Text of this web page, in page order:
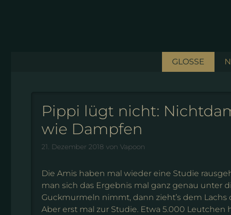
GLOSSE
Pippi lügt nicht:
wie Dampfen
21. Dezember 2018 von Vapoon
Die Amis haben mal wieder eine Studie
man sich das Ergebnis mal ganz genau unter
Guckmurmeln nimmt, dann zieht’s dem Lachs
Aber erst mal zur Studie. Etwa 5.000 Leutchen